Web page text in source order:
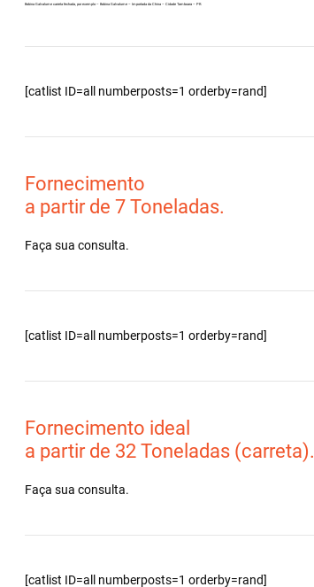
Bobina Galvalume carreta fechada, por exemplo – Bobina Galvalume – Importada da China – Cidade Tamboara – PR.
[catlist ID=all numberposts=1 orderby=rand]
Fornecimento
a partir de 7 Toneladas.
Faça sua consulta.
[catlist ID=all numberposts=1 orderby=rand]
Fornecimento ideal
a partir de 32 Toneladas (carreta).
Faça sua consulta.
[catlist ID=all numberposts=1 orderby=rand]